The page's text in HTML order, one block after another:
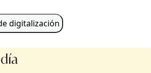
digitalización